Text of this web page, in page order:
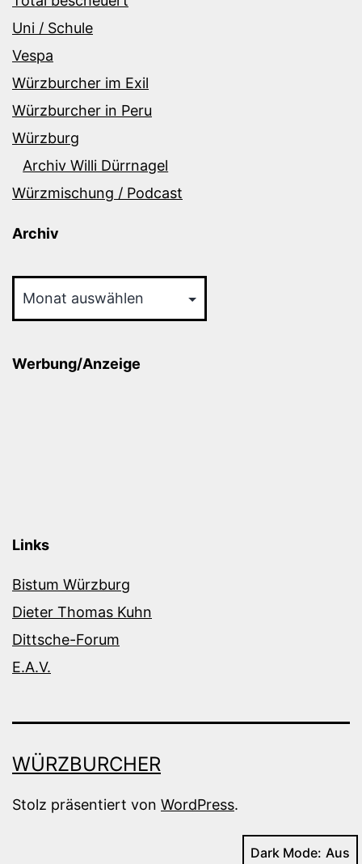
Uni / Schule
Vespa
Würzburcher im Exil
Würzburcher in Peru
Würzburg
Archiv Willi Dürrnagel
Würzmischung / Podcast
Archiv
Werbung/Anzeige
Links
Bistum Würzburg
Dieter Thomas Kuhn
Dittsche-Forum
E.A.V.
WÜRZBURCHER
Stolz präsentiert von WordPress.
Dark Mode: